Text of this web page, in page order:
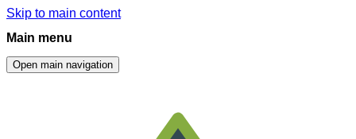
Skip to main content
Main menu
Open main navigation